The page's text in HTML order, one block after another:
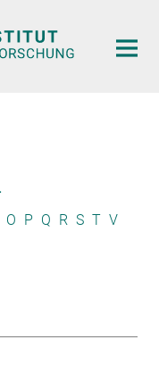
O P Q R S T V